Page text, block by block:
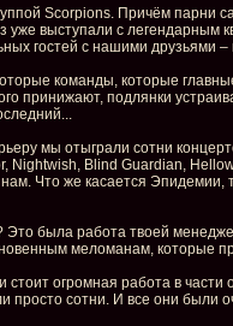
Scorpions. Причём парни
выступали с
гостей с нашими друзьями
команды, которые
подлянки
мы отыграли сотни
Nightwish, Blind Guardian,
Что же касается
была работа твоей
меломанам, которые
огромная работа в
сотни. И все они